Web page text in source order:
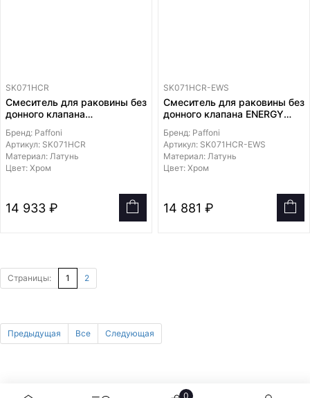
SK071HCR
Смеситель для раковины без
донного клапана
Бренд: Paffoni
Артикул: SK071HCR
Материал: Латунь
Цвет: Хром
14 933 ₽
SK071HCR-EWS
Смеситель для раковины без
донного клапана ENERGY
Бренд: Paffoni
Артикул: SK071HCR-EWS
Материал: Латунь
Цвет: Хром
14 881 ₽
Страницы: 1 2
Предыдущая Все Следующая
0